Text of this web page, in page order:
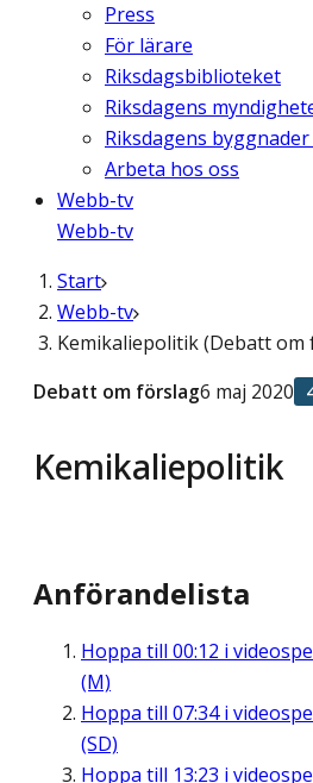
Press
För lärare
Riksdagsbiblioteket
Riksdagens
Riksdagens
Arbeta hos oss
Webb-tv
Webb-tv
Start
Webb-tv
Kemikaliepolitik (Debatt om
Kemikaliepolitik
Debatt om förslag6 maj 2020
Anförandelista
Hoppa till 00:12 i
(M)
Hoppa till 07:34i
(SD)
Hoppa till 13:23 i